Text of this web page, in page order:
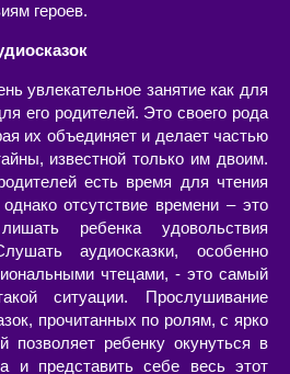
героев.
увлекательное занятие как для
его родителей. Это своего рода
их объединяет и делает частью
известной только им двоим.
есть время для чтения
отсутствие времени – это
ребенка удовольствия
аудиосказки, особенно
чтецами, - это самый
ситуации. Прослушивание
прочитанных по ролям, с ярко
позволяет ребенку окунуться в
и представить себе весь этот